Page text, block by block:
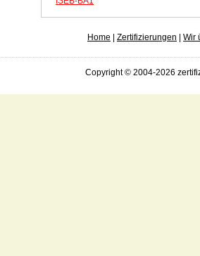
Home Zertifizierungen Wir
Copyright © 2004-2026